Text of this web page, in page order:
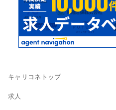
キャリコネトップ
求人